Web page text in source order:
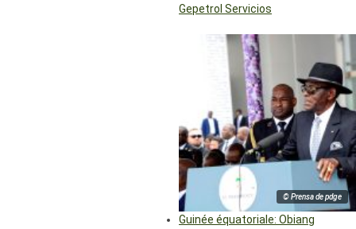
Gepetrol Servicios
© Prensa de pdge
Guinée équatoriale: Obiang